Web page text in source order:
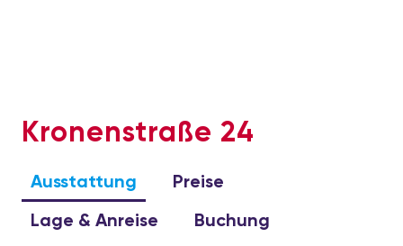
Kronenstraße 24
Ausstattung
Preise
Lage & Anreise
Buchung